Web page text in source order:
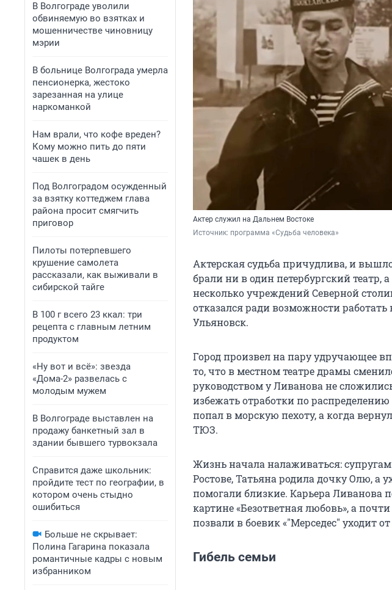
В Волгограде уволили
обвиняемую во взятках и
мошенничестве чиновницу
мэрии
В больнице Волгограда умерла
пенсионерка, жестоко
зарезанная на улице
наркоманкой
Нам врали, что кофе вреден?
Кому можно пить до пяти
чашек в день
Под Волгоградом осужденный
за взятку коттеджем глава
района просит смягчить
приговор
Пилоты потерпевшего
крушение самолета
рассказали, как выживали в
сибирской тайге
В 100 г всего 23 ккал: три
рецепта с главным летним
продуктом
«Ну вот и всё»: звезда
«Дома-2» развелась с
молодым мужем
В Волгограде выставлен на
продажу банкетный зал в
здании бывшего турвокзала
Справится даже школьник:
пройдите тест по географии, в
котором очень стыдно
ошибиться
Больше не скрывает:
Полина Гагарина показала
романтичные кадры с новым
избранником
Актер служил на Дальнем Востоке
Источник: программа «Судьба человека»
Актерская судьба причудлива, и
брали ни в один петербургский театр,
несколько учреждений Северной
отказался ради возможности
Ульяновск.
Город произвел на пару удручающее
то, что в местном театре драмы
руководством у Ливанова не
избежать отработки по
попал в морскую пехоту, а когда
ТЮЗ.
Жизнь начала налаживаться:
Ростове, Татьяна родила дочку Олю, а
помогали близкие. Карьера Ливанова
картине «Безответная любовь», а
позвали в боевик «"Мерседес" уходит
Гибель семьи